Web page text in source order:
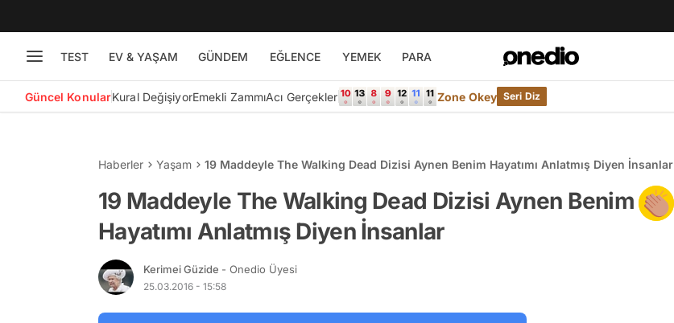
TEST EV & YAŞAM GÜNDEM EĞLENCE YEMEK PARA
Güncel KonularKural DeğişiyorEmekli ZammıAcı Gerçekler Zone Okey Seri Diz
Haberler Yaşam 19 Maddeyle The Walking Dead Dizisi Aynen Benim Hayatımı Anlatmış Diyen İnsanlar
19 Maddeyle The Walking Dead Dizisi Aynen Benim
Hayatımı Anlatmış Diyen İnsanlar
Kerimei Güzide - Onedio Üyesi
25.03.2016 - 15:58